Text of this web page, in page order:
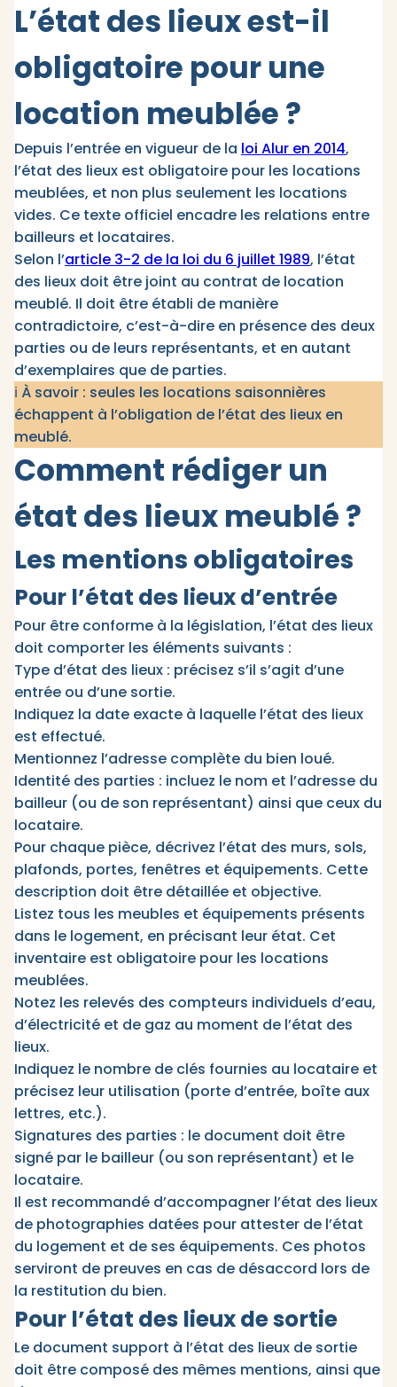
L’état des lieux est-il
obligatoire pour une
location meublée ?
Depuis l’entrée en vigueur de la loi Alur en 2014,
l’état des lieux est obligatoire pour les locations
meublées, et non plus seulement les locations
vides. Ce texte officiel encadre les relations entre
bailleurs et locataires.
Selon l’article 3-2 de la loi du 6 juillet 1989, l’état
des lieux doit être joint au contrat de location
meublé. Il doit être établi de manière
contradictoire, c’est-à-dire en présence des deux
parties ou de leurs représentants, et en autant
d’exemplaires que de parties.
ℹ️ À savoir : seules les locations saisonnières
échappent à l’obligation de l’état des lieux en
meublé.
Comment rédiger un
état des lieux meublé ?
Les mentions obligatoires
Pour l’état des lieux d’entrée
Pour être conforme à la législation, l’état des lieux
doit comporter les éléments suivants :
Type d’état des lieux : précisez s’il s’agit d’une
entrée ou d’une sortie.
Indiquez la date exacte à laquelle l’état des lieux
est effectué.
Mentionnez l’adresse complète du bien loué.
Identité des parties : incluez le nom et l’adresse du
bailleur (ou de son représentant) ainsi que ceux du
locataire.
Pour chaque pièce, décrivez l’état des murs, sols,
plafonds, portes, fenêtres et équipements. Cette
description doit être détaillée et objective.
Listez tous les meubles et équipements présents
dans le logement, en précisant leur état. Cet
inventaire est obligatoire pour les locations
meublées.
Notez les relevés des compteurs individuels d’eau,
d’électricité et de gaz au moment de l’état des
lieux.
Indiquez le nombre de clés fournies au locataire et
précisez leur utilisation (porte d’entrée, boîte aux
lettres, etc.).
Signatures des parties : le document doit être
signé par le bailleur (ou son représentant) et le
locataire.
Il est recommandé d’accompagner l’état des lieux
de photographies datées pour attester de l’état
du logement et de ses équipements. Ces photos
serviront de preuves en cas de désaccord lors de
la restitution du bien.
Pour l’état des lieux de sortie
Le document support à l’état des lieux de sortie
doit être composé des mêmes mentions, ainsi que